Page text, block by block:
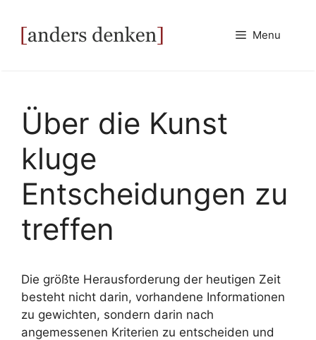
Inhalt
springen
Menu
Über die Kunst
kluge
Entscheidungen zu
treffen
Die größte Herausforderung der heutigen Zeit
besteht nicht darin, vorhandene Informationen
zu gewichten, sondern darin nach
angemessenen Kriterien zu entscheiden und